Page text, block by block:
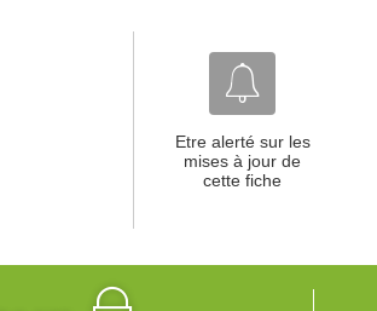
Etre alerté sur les
mises à jour de
cette fiche